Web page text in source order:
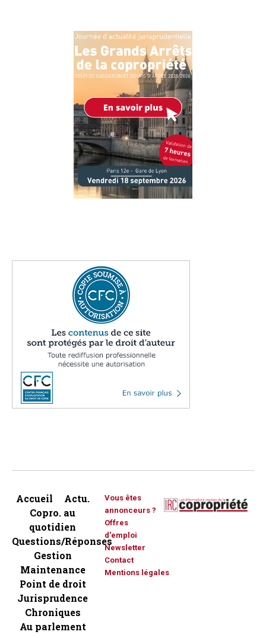
Accueil
Actu.
Copro. au
quotidien
Questions/Réponses
Gestion
Maintenance
Point de droit
Jurisprudence
Chroniques
Au parlement
Vous êtes
annonceurs ?
Offres
d'emploi
Newsletter
Contact
Mentions légales